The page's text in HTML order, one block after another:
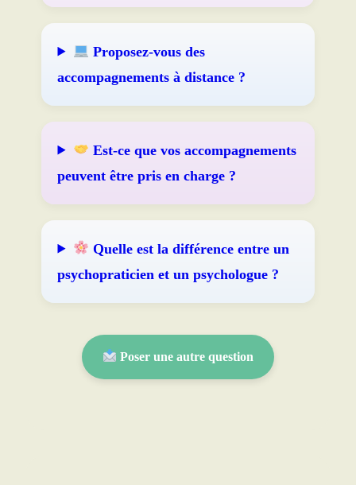
Proposez-vous des
accompagnements à distance ?
Est-ce que vos accompagnements
peuvent être pris en charge ?
Quelle est la différence entre un
psychopraticien et un psychologue ?
Poser une autre question